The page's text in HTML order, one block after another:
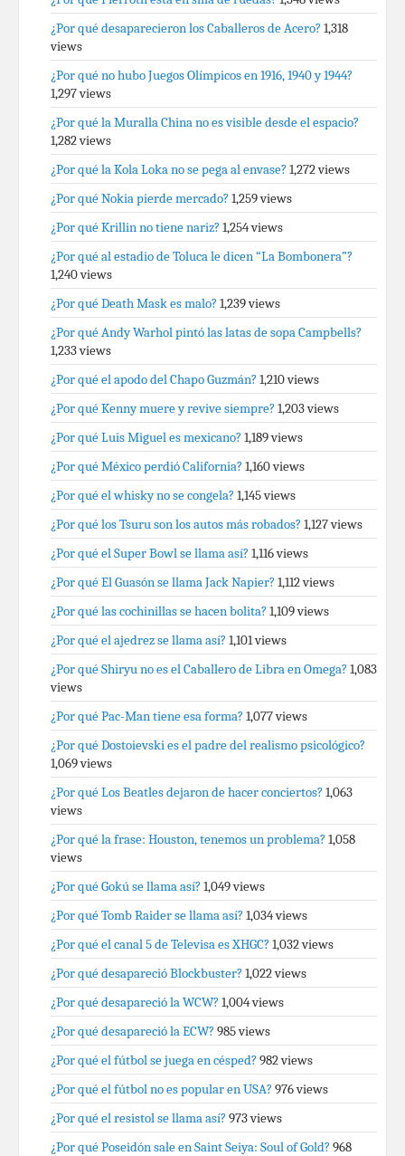
¿Por qué desaparecieron los Caballeros de Acero? 1,318
views
¿Por qué no hubo Juegos Olímpicos en 1916, 1940 y 1944?
1,297 views
¿Por qué la Muralla China no es visible desde el espacio?
1,282 views
¿Por qué la Kola Loka no se pega al envase? 1,272 views
¿Por qué Nokia pierde mercado? 1,259 views
¿Por qué Krillin no tiene nariz? 1,254 views
¿Por qué al estadio de Toluca le dicen “La Bombonera”?
1,240 views
¿Por qué Death Mask es malo? 1,239 views
¿Por qué Andy Warhol pintó las latas de sopa Campbells?
1,233 views
¿Por qué el apodo del Chapo Guzmán? 1,210 views
¿Por qué Kenny muere y revive siempre? 1,203 views
¿Por qué Luis Miguel es mexicano? 1,189 views
¿Por qué México perdió California? 1,160 views
¿Por qué el whisky no se congela? 1,145 views
¿Por qué los Tsuru son los autos más robados? 1,127 views
¿Por qué el Super Bowl se llama así? 1,116 views
¿Por qué El Guasón se llama Jack Napier? 1,112 views
¿Por qué las cochinillas se hacen bolita? 1,109 views
¿Por qué el ajedrez se llama así? 1,101 views
¿Por qué Shiryu no es el Caballero de Libra en Omega? 1,083
views
¿Por qué Pac-Man tiene esa forma? 1,077 views
¿Por qué Dostoievski es el padre del realismo psicológico?
1,069 views
¿Por qué Los Beatles dejaron de hacer conciertos? 1,063
views
¿Por qué la frase: Houston, tenemos un problema? 1,058
views
¿Por qué Gokú se llama así? 1,049 views
¿Por qué Tomb Raider se llama así? 1,034 views
¿Por qué el canal 5 de Televisa es XHGC? 1,032 views
¿Por qué desapareció Blockbuster? 1,022 views
¿Por qué desapareció la WCW? 1,004 views
¿Por qué desapareció la ECW? 985 views
¿Por qué el fútbol se juega en césped? 982 views
¿Por qué el fútbol no es popular en USA? 976 views
¿Por qué el resistol se llama así? 973 views
¿Por qué Poseidón sale en Saint Seiya: Soul of Gold? 968